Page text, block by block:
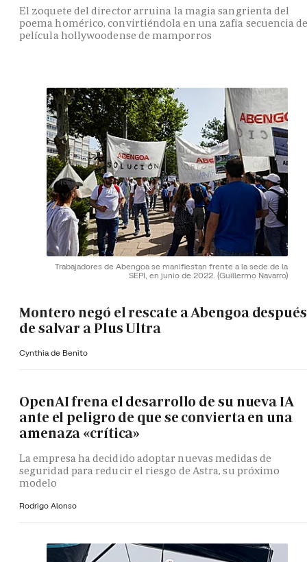
El zoquete del director arruina la magia sangrienta del
poema homérico, convirtiéndola en una zafia secuencia
película hollywoodense de mamporros
Trabajadores de Abengoa se manifiestan frente a la sede de la
SEPI, en junio de 2022. (Guillermo Navarro)
Montero negó el rescate a Abengoa después
de salvar a Plus Ultra
Cynthia de Benito
OpenAI frena el desarrollo de su nueva IA
ante el peligro de que se convierta en una
amenaza «crítica»
La empresa ha decidido adoptar nuevas medidas de
seguridad para reducir el riesgo de Astra, su próximo
modelo
Rodrigo Alonso